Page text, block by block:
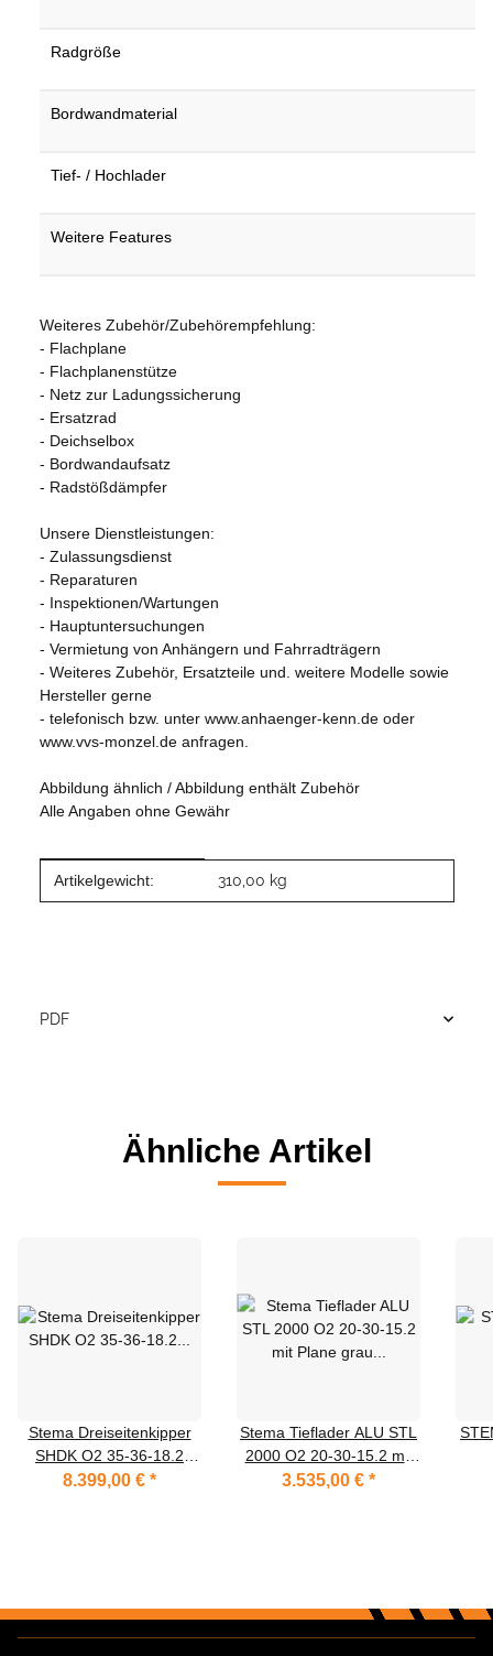
Radgröße
Bordwandmaterial
Tief- / Hochlader
Weitere Features
Weiteres Zubehör/Zubehörempfehlung:
- Flachplane
- Flachplanenstütze
- Netz zur Ladungssicherung
- Ersatzrad
- Deichselbox
- Bordwandaufsatz
- Radstößdämpfer
Unsere Dienstleistungen:
- Zulassungsdienst
- Reparaturen
- Inspektionen/Wartungen
- Hauptuntersuchungen
- Vermietung von Anhängern und Fahrradträgern
- Weiteres Zubehör, Ersatzteile und. weitere Modelle sowie
Hersteller gerne
- telefonisch bzw. unter www.anhaenger-kenn.de oder
www.vvs-monzel.de anfragen.
Abbildung ähnlich / Abbildung enthält Zubehör
Alle Angaben ohne Gewähr
Produkteigenschaft
Wert
Artikelgewicht: 310,00 kg
PDF
Ähnliche Artikel
Stema Dreiseitenkipper
SHDK O2 35-36-18.2
Zink-Bordwände
8.399,00 € *
Stema Tieflader ALU STL
2000 O2 20-30-15.2 mit
Plane grau und Spriegel
3.535,00 € *